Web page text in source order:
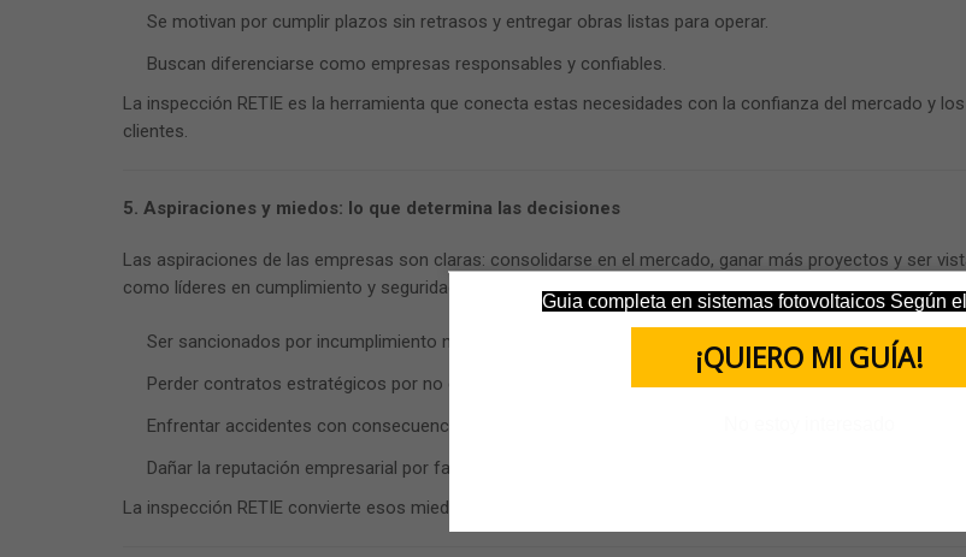
Guia completa en sistemas fotovoltaicos Según
¡QUIERO MI GUÍA!
Se motivan por cumplir plazos sin retrasos y entregar obras listas para operar.
Buscan diferenciarse como empresas responsables y confiables.
La inspección RETIE es la herramienta que conecta estas necesidades con la confianza del mercado y los
clientes.
5. Aspiraciones y miedos: lo que determina las decisiones
Las aspiraciones de las empresas son claras: consolidarse en el mercado, ganar más proyectos y ser
como líderes en cumplimiento y seguridad eléctrica. Sin embargo, los miedos son igualmente claros:
Ser sancionados por incumplimiento normativo.
Perder contratos estratégicos por no contar con certificaciones.
Enfrentar accidentes con consecuencias humanas y legales.
Dañar la reputación empresarial por fallos técnicos.
La inspección RETIE convierte esos miedos en tranquilidad y esas aspiraciones en logros sostenibles.